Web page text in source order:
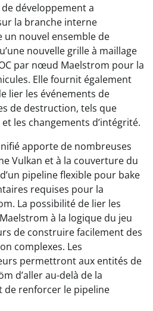
développement a
la branche interne
un nouvel ensemble de
nouvelle grille à maillage
par nœud Maelstrom pour la
Elle fournit également
lier les événements de
de destruction, tels que
les changements d’intégrité.
apporte de nombreuses
Vulkan et à la couverture du
pipeline flexible pour bake
requises pour la
La possibilité de lier les
à la logique du jeu
de construire facilement des
complexes. Les
permettront aux entités de
d’aller au-delà de la
de renforcer le pipeline